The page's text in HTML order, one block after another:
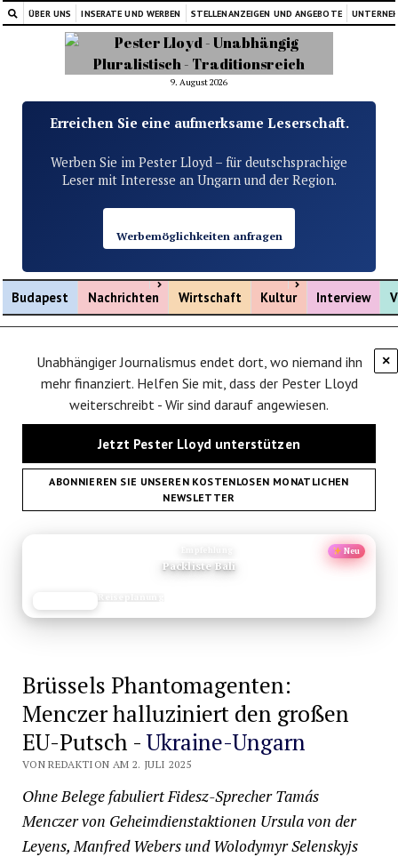
ÜBER UNS INSERATE UND WERBEN STELLENANZEIGEN UND ANGEBOTE
9. August 2026
Erreichen Sie eine aufmerksame Leserschaft.
Werben Sie im Pester Lloyd – für deutschsprachige
Leser mit Interesse an Ungarn und der Region.
Werbemöglichkeiten anfragen
Budapest Nachrichten
Menü öffnen
Wirtschaft Kultur
Menü öffnen
Interview
×
Unabhängiger Journalismus endet dort, wo niemand ihn
mehr finanziert. Helfen Sie mit, dass der Pester Lloyd
weiterschreibt - Wir sind darauf angewiesen.
Jetzt Pester Lloyd unterstützen
ABONNIEREN SIE UNSEREN KOSTENLOSEN MONATLICHEN
NEWSLETTER
Neu
Packliste Bali
Reiseplanung
Brüssels Phantomagenten:
Menczer halluziniert den großen
EU-Putsch - Ukraine-Ungarn
VON REDAKTION AM 2. JULI 2025
Ohne Belege fabuliert Fidesz-Sprecher Tamás
Menczer von Geheimdienstaktionen Ursula von der
Leyens, Manfred Webers und Wolodymyr Selenskyjs